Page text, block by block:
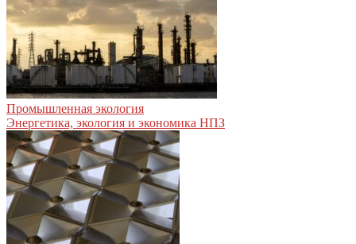
Промышленная экология
Энергетика, экология и экономика НПЗ